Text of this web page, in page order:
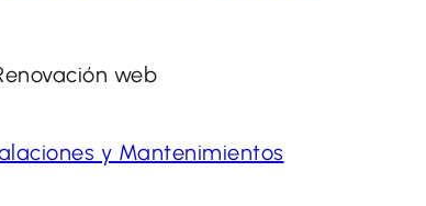
y Mantenimientos